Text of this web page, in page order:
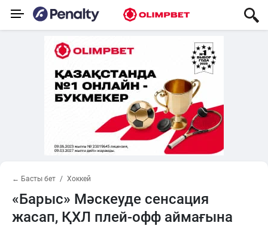
← Басты бет Хоккей
«Барыс» Мәскеуде сенсация
жасап, ҚХЛ плей-офф аймағына